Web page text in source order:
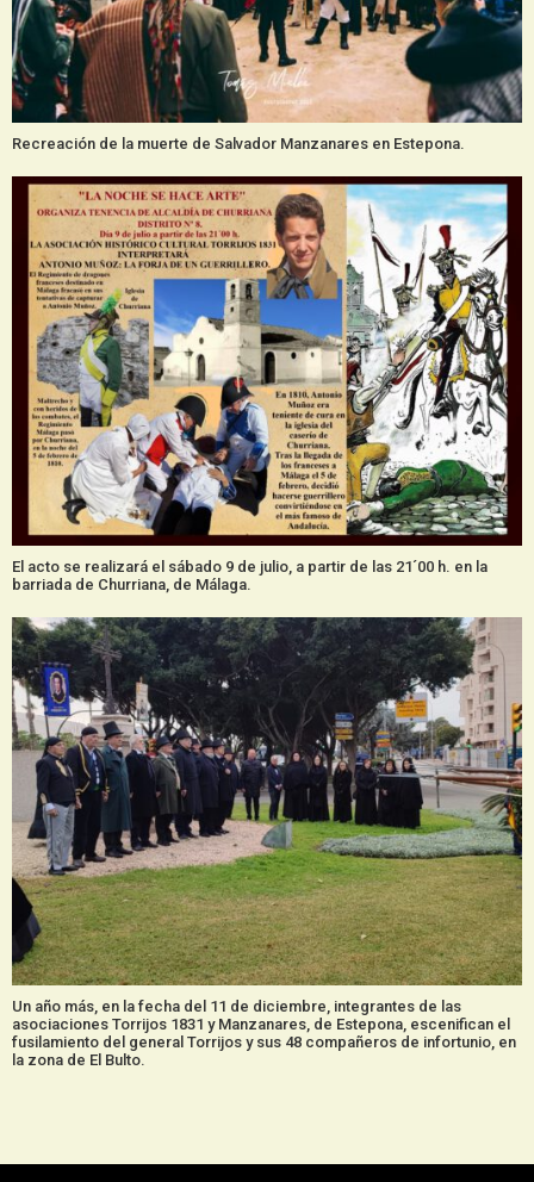
Recreación de la muerte de Salvador Manzanares en Estepona.
El acto se realizará el sábado 9 de julio, a partir de las 21´00 h. en la
barriada de Churriana, de Málaga.
Un año más, en la fecha del 11 de diciembre, integrantes de las
asociaciones Torrijos 1831 y Manzanares, de Estepona, escenifican el
fusilamiento del general Torrijos y sus 48 compañeros de infortunio, en
la zona de El Bulto.